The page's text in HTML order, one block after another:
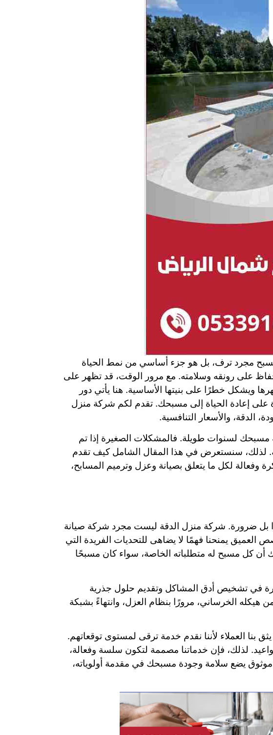
مجرد ترف، بل هو جزء أساسي من نمط الحياة
للحفاظ على رونقه وسلامته. مع مرور الوقت، قد تظهر على
ويشكل خطرًا على بنيتها الأساسية. هنا يأتي دور
على إعادة الحياة إلى مسبحك. تقدم لكم شركة منزل
الدقة، والأسعار التنافسية.
مسبحك لسنوات طويلة. فالمشكلات الصغيرة إذا تم
لذلك، سنستعرض في هذا المقال الشامل كيف تقدم
لكل ما يتعلق بصيانة وعزل وترميم المسابح،
بل ضرورة. شركة منزل الدقة ليست مجرد شركة صيانة
يمنحنا فهمًا لا يضاهى للتحديات الفريدة التي
أن كل مسبح له متطلباته الخاصة، سواء كان مسبحًا
في تشخيص أدق المشاكل وتقديم حلول جذرية
الخرساني، مرورًا بنظام العزل، وانتهاءً بشبكة
بنا العملاء لأننا نقدم خدمة ترقى لمستوى توقعاتهم.
لذلك، فإن خدماتنا مصممة لتكون سلسة وفعالة،
موثوق يضع سلامة وجودة مسبحك في مقدمة أولوياته،